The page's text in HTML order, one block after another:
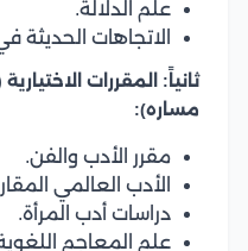
علم الدلالة.
الاتجاهات الحديثة
ثانياً: المقررات
مساره):
مقرر الأدب والفن.
الأدب العالمي
دراسات أدب المرأة.
علم المعاجم